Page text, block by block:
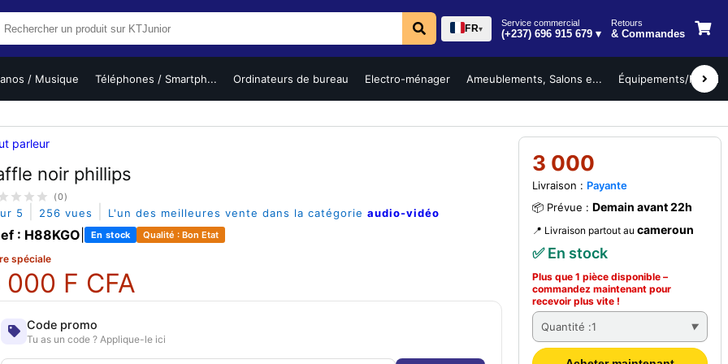
FR▾
Service commercial
(+237) 696 915 679 ▾
Retours
& Commandes
/ Musique Téléphones / Smartph... Ordinateurs de bureau Electro-ménager Ameublements, Salons e... Équipements/
parleur
noir phillips
(0)
5 256 vues L'un des meilleures vente dans la catégorie audio-vidéo
: H88KGO En stock Qualité : Bon Etat
spéciale
000 F CFA
Code promo
Tu as un code ? Applique-le ici
3 000
Livraison : Payante
📦 Prévue : Demain avant 22h
📍 Livraison partout au cameroun
✅ En stock
Plus que 1 pièce disponible –
commandez maintenant pour
recevoir plus vite !
Quantité :1